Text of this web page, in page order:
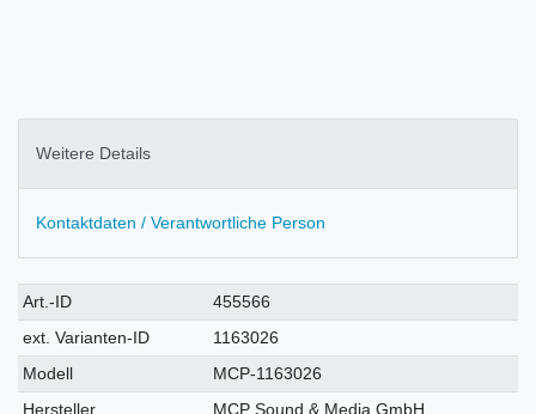
Weitere Details
Kontaktdaten / Verantwortliche Person
Technisches
Merkmal
Wert
Art.-ID
455566
ext. Varianten-ID
1163026
Modell
MCP-1163026
Hersteller
MCP Sound & Media GmbH